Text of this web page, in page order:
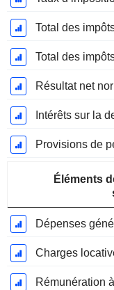
Total des
Total des
Résultat net
Intérêts sur la
Provisions de
Éléments
Dépenses
Charges